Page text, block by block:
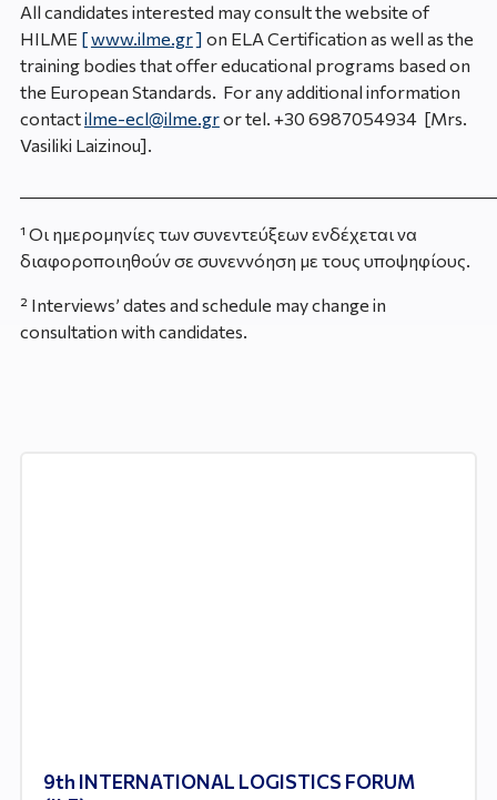
All candidates interested may consult the website of
HILME [www.ilme.gr] on ELA Certification as well as the
training bodies that offer educational programs based on
the European Standards. For any additional information
contactilme-ecl@ilme.gror tel. +30 6987054934 [Mrs.
Vasiliki Laizinou].
¹ Οι ημερομηνίες των συνεντεύξεων ενδέχεται να
διαφοροποιηθούν σε συνεννόηση με τους υποψηφίους.
² Interviews’ dates and schedule may change in
consultation with candidates.
9th INTERNATIONAL LOGISTICS FORUM